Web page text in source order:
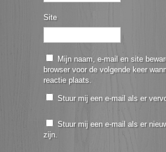
Site
Mijn naam, e-mail en site
browser voor de volgende keer
reactie plaats.
Stuur mij een e-mail als er
Stuur mij een e-mail als er
zijn.